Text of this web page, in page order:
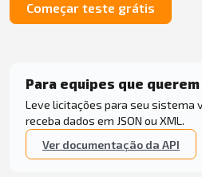
Começar teste grátis
Para equipes que
Leve licitações para seu sistema
receba dados em JSON ou XML.
Ver documentação da API